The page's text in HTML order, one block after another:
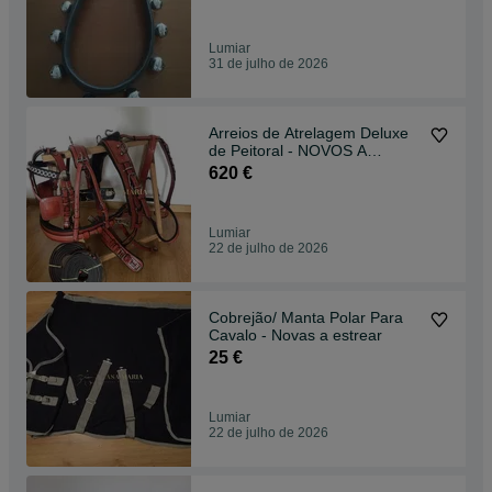
Lumiar
31 de julho de 2026
Arreios de Atrelagem Deluxe
de Peitoral - NOVOS A
ESTREAR EM COURO
620 €
Lumiar
22 de julho de 2026
Cobrejão/ Manta Polar Para
Cavalo - Novas a estrear
25 €
Lumiar
22 de julho de 2026